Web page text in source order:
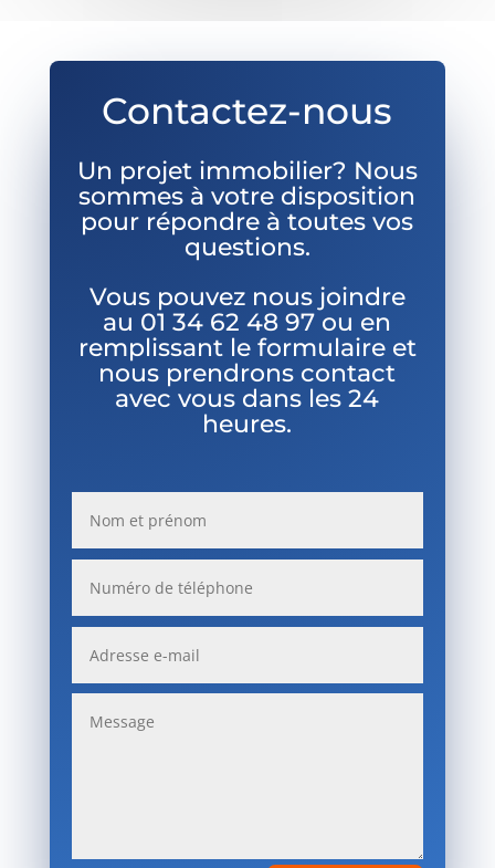
Contactez-nous
Un projet immobilier? Nous
sommes à votre disposition
pour répondre à toutes vos
questions.
Vous pouvez nous joindre
au 01 34 62 48 97 ou en
remplissant le formulaire et
nous prendrons contact
avec vous dans les 24
heures.